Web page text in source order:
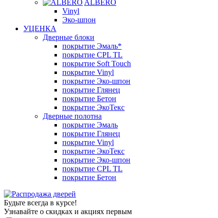
ALBERO
Vinyl
Эко-шпон
УЦЕНКА
Дверные блоки
покрытие Эмаль*
покрытие CPL TL
покрытие Soft Touch
покрытие Vinyl
покрытие Эко-шпон
покрытие Глянец
покрытие Бетон
покрытие ЭкоТекс
Дверные полотна
покрытие Эмаль
покрытие Глянец
покрытие Vinyl
покрытие ЭкоТекс
покрытие Эко-шпон
покрытие CPL TL
покрытие Бетон
Будьте всегда в курсе!
Узнавайте о скидках и акциях первым